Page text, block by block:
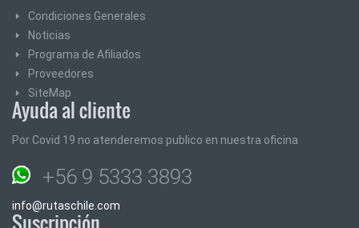
Condiciones Generales
Noticias
Programa de Afiliados
Proveedores
SiteMap
Ayuda al cliente
Por Covid 19 no atenderemos publico en nuestra oficina
+56 9 5333 3893
info@rutaschile.com